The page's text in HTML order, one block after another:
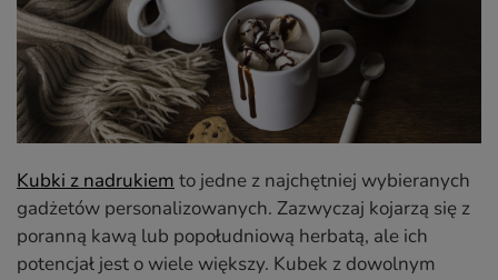
Kubki z nadrukiem to jedne z najchętniej wybieranych
gadżetów personalizowanych. Zazwyczaj kojarzą się z
poranną kawą lub popołudniową herbatą, ale ich
potencjał jest o wiele większy. Kubek z dowolnym